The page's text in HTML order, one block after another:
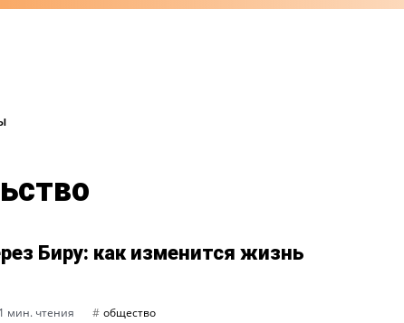
Биру: как изменится жизнь
1 мин. чтения общество